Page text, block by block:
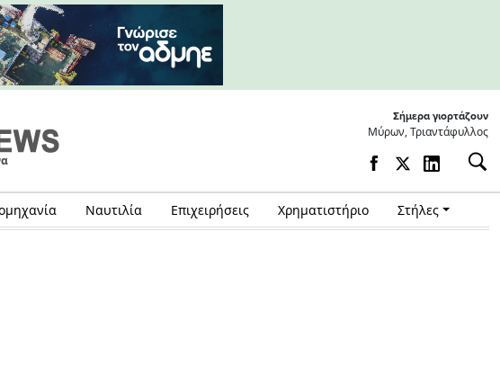
Σήμερα γιορτάζουν
Μύρων, Τριαντάφυλλος
Ναυτιλία Επιχειρήσεις Χρηματιστήριο Στήλες